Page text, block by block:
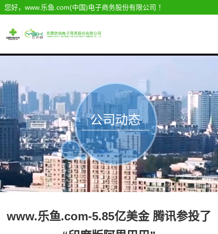
您好，www.乐鱼.com(中国)电子商务股份有限公司 ！
公司动态
www.乐鱼.com-5.85亿美金 腾讯参投了